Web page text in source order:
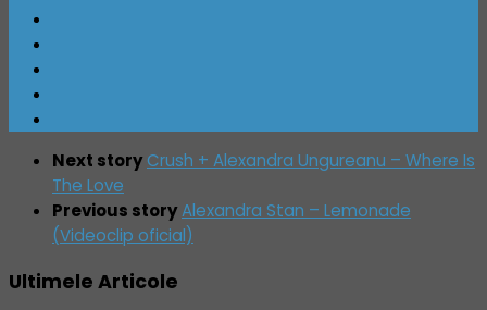
Next storyCrush + Alexandra Ungureanu – Where Is
The Love
Previous storyAlexandra Stan – Lemonade
(Videoclip oficial)
Ultimele Articole